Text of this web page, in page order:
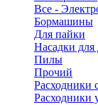
Все -
Бормашины
Для пайки
Насадки для
Пилы
Прочий
Расходники
Расходники